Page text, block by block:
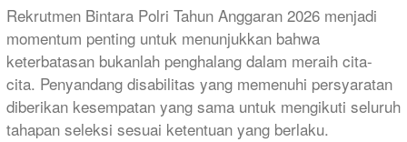
Rekrutmen Bintara Polri Tahun Anggaran 2026 menjadi
momentum penting untuk menunjukkan bahwa
keterbatasan bukanlah penghalang dalam meraih cita-
cita. Penyandang disabilitas yang memenuhi persyaratan
diberikan kesempatan yang sama untuk mengikuti seluruh
tahapan seleksi sesuai ketentuan yang berlaku.